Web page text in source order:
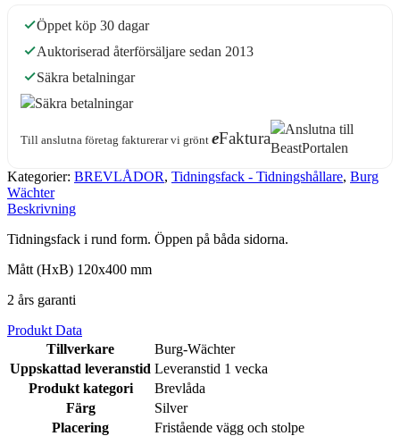
Öppet köp 30 dagar
Auktoriserad återförsäljare sedan 2013
Säkra betalningar
Till anslutna företag fakturerar vi grönt eFaktura
Kategorier: BREVLÅDOR, Tidningsfack - Tidningshållare, Burg
Wächter
Beskrivning
Tidningsfack i rund form. Öppen på båda sidorna.
Mått (HxB) 120x400 mm
2 års garanti
Produkt Data
Tillverkare
Burg-Wächter
Uppskattad leveranstid Leveranstid 1 vecka
Produkt kategori
Brevlåda
Färg
Silver
Placering
Fristående vägg och stolpe